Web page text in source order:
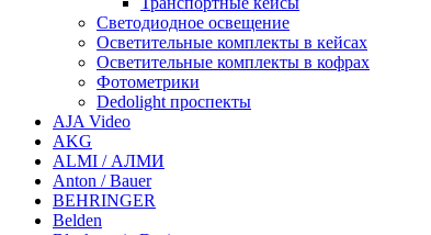
Светодиодное освещение
Осветительные комплекты в кейсах
Осветительные комплекты в кофрах
Фотометрики
Dedolight проспекты
AJA Video
AKG
ALMI / АЛМИ
Anton / Bauer
BEHRINGER
Belden